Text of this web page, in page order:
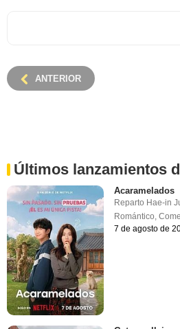
ANTERIOR
Últimos lanzamientos
Acaramelados
Reparto Hae-in
Romántico,
7 de agosto de